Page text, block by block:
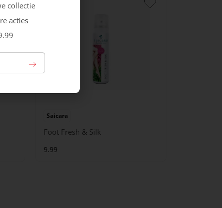
Saicara
Foot Fresh & Silk
9.99
collectie
acties